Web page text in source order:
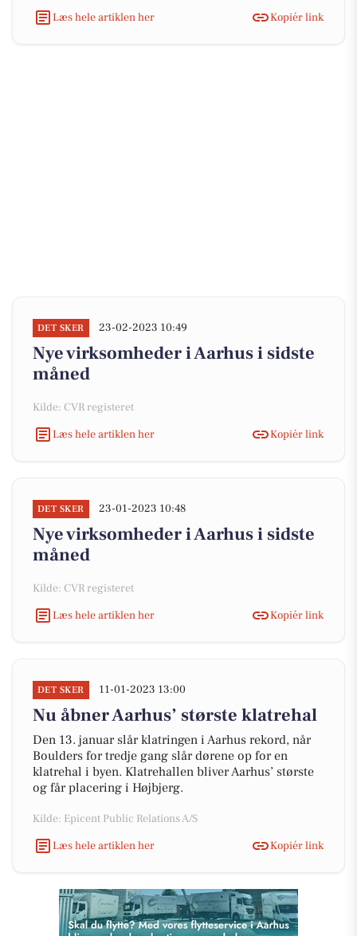
Læs hele artiklen her
Kopiér link
DET SKER 23-02-2023 10:49
Nye virksomheder i Aarhus i sidste
måned
Kilde: CVR registeret
Læs hele artiklen her
Kopiér link
DET SKER 23-01-2023 10:48
Nye virksomheder i Aarhus i sidste
måned
Kilde: CVR registeret
Læs hele artiklen her
Kopiér link
DET SKER 11-01-2023 13:00
Nu åbner Aarhus’ største klatrehal
Den 13. januar slår klatringen i Aarhus rekord, når
Boulders for tredje gang slår dørene op for en
klatrehal i byen. Klatrehallen bliver Aarhus’ største
og får placering i Højbjerg.
Kilde: Epicent Public Relations A/S
Læs hele artiklen her
Kopiér link